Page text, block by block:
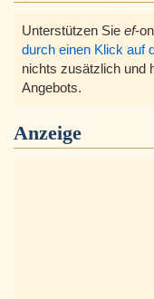
Unterstützen Sie ef-
durch einen Klick auf
nichts zusätzlich und
Angebots.
Anzeige